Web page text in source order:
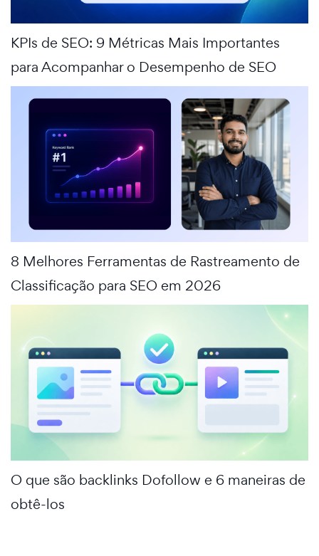
KPIs de SEO: 9 Métricas Mais Importantes
para Acompanhar o Desempenho de SEO
8 Melhores Ferramentas de Rastreamento de
Classificação para SEO em 2026
O que são backlinks Dofollow e 6 maneiras de
obtê-los